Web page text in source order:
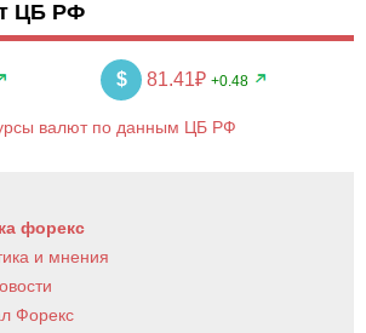
ЦБ РФ
$ 81.41₽ +0.48
валют по данным ЦБ РФ
форекс
и мнения
Форекс